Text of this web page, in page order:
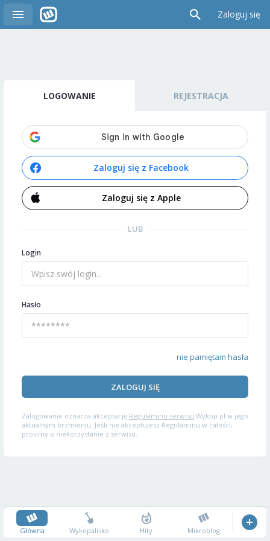
Zaloguj się
LOGOWANIE REJESTRACJA
Zaloguj się z Facebook
Zaloguj się z Apple
LUB
Login
Hasło
nie pamiętam hasła
ZALOGUJ SIĘ
Zalogowanie oznacza akceptację Regulaminu serwisu Wykop.pl w jego
aktualnym brzmieniu. Jeśli nie akceptujesz Regulaminu w całości,
prosimy o niekorzystanie z serwisu.
Główna Wykopalisko Hity Mikroblog